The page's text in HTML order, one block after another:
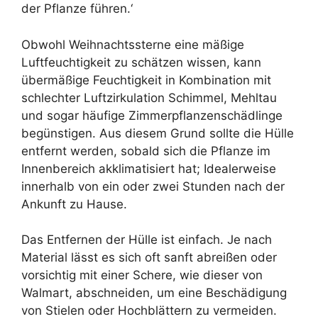
der Pflanze führen.‘
Obwohl Weihnachtssterne eine mäßige
Luftfeuchtigkeit zu schätzen wissen, kann
übermäßige Feuchtigkeit in Kombination mit
schlechter Luftzirkulation Schimmel, Mehltau
und sogar häufige Zimmerpflanzenschädlinge
begünstigen. Aus diesem Grund sollte die Hülle
entfernt werden, sobald sich die Pflanze im
Innenbereich akklimatisiert hat; Idealerweise
innerhalb von ein oder zwei Stunden nach der
Ankunft zu Hause.
Das Entfernen der Hülle ist einfach. Je nach
Material lässt es sich oft sanft abreißen oder
vorsichtig mit einer Schere, wie dieser von
Walmart, abschneiden, um eine Beschädigung
von Stielen oder Hochblättern zu vermeiden.